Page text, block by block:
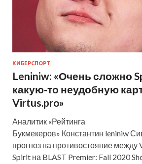
КИБЕРСПОРТ
Leniniw: «Очень сложно
какую‑то неудобную
Virtus.pro»
Аналитик «Рейтинга
Букмекеров» Константин leniniw
прогноз на противостояние между
Spirit на BLAST Premier: Fall 2020